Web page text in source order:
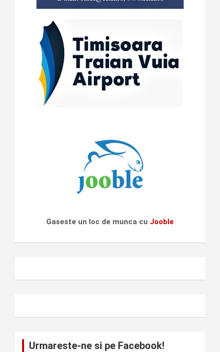
Gaseste un loc de munca cu Jooble
Urmareste-ne si pe Facebook!